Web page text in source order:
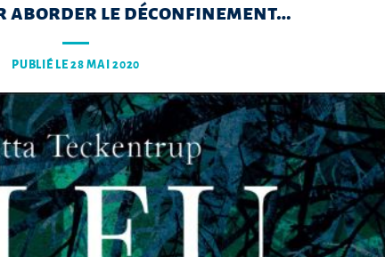
aborder le déconfinement…
PUBLIÉ LE28 MAI 2020